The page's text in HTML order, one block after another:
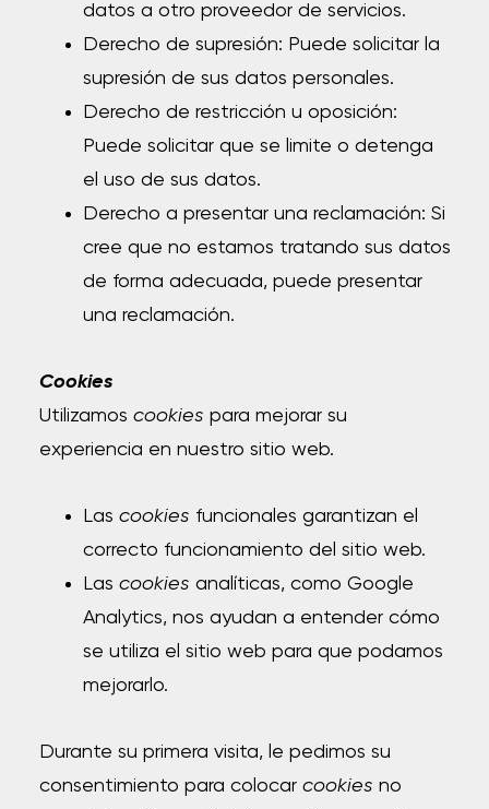
datos a otro proveedor de servicios.
Derecho de supresión: Puede solicitar la
supresión de sus datos personales.
Derecho de restricción u oposición:
Puede solicitar que se limite o detenga
el uso de sus datos.
Derecho a presentar una reclamación: Si
cree que no estamos tratando sus datos
de forma adecuada, puede presentar
una reclamación.
Cookies
Utilizamos cookies para mejorar su
experiencia en nuestro sitio web.
Las cookies funcionales garantizan el
correcto funcionamiento del sitio web.
Las cookies analíticas, como Google
Analytics, nos ayudan a entender cómo
se utiliza el sitio web para que podamos
mejorarlo.
Durante su primera visita, le pedimos su
consentimiento para colocar cookies no